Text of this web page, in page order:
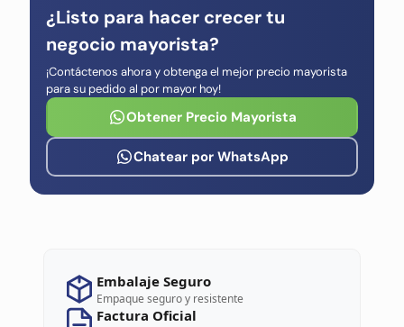
¿Listo para hacer crecer tu
negocio mayorista?
¡Contáctenos ahora y obtenga el mejor precio mayorista
para su pedido al por mayor hoy!
Obtener Precio Mayorista
Chatear por WhatsApp
Embalaje Seguro
Empaque seguro y resistente
Factura Oficial